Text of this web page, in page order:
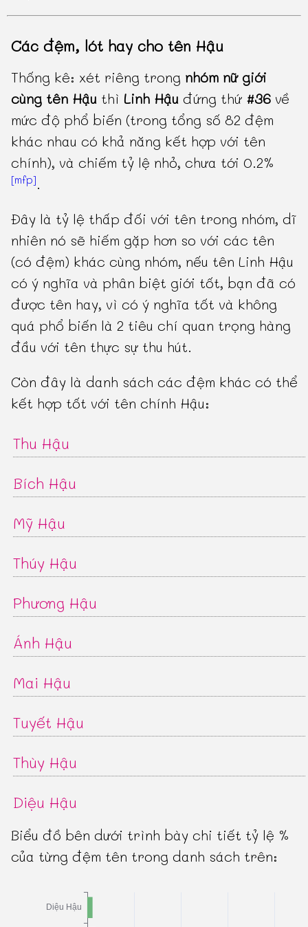
Các đệm, lót hay cho tên Hậu
Thống kê: xét riêng trong nhóm nữ giới
cùng tên Hậu thìLinh Hậu đứng thứ #36 về
mức độ phổ biến (trong tổng số 82 đệm
khác nhau có khả năng kết hợp với tên
chính), và chiếm tỷ lệ nhỏ, chưa tới 0.2%
[mfp].
Đây là tỷ lệ thấp đối với tên trong nhóm, dĩ
nhiên nó sẽ hiếm gặp hơn so với các tên
(có đệm) khác cùng nhóm, nếu tên Linh Hậu
có ý nghĩa và phân biệt giới tốt, bạn đã có
được tên hay, vì có ý nghĩa tốt và không
quá phổ biến là 2 tiêu chí quan trọng hàng
đầu với tên thực sự thu hút.
Còn đây là danh sách các đệm khác có thể
kết hợp tốt với tên chính Hậu:
Thu Hậu
Bích Hậu
Mỹ Hậu
Thúy Hậu
Phương Hậu
Ánh Hậu
Mai Hậu
Tuyết Hậu
Thùy Hậu
Diệu Hậu
Biểu đồ bên dưới trình bày chi tiết tỷ lệ %
của từng đệm tên trong danh sách trên: